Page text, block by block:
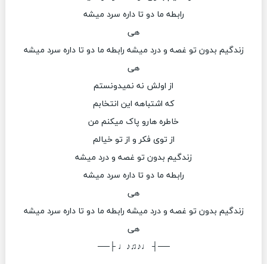
رابطه ما دو تا داره سرد میشه
هی
زندگیم بدون تو غصه و درد میشه رابطه ما دو تا داره سرد میشه
هی
از اولش نه نمیدونستم
که اشتباهه این انتخابم
خاطره هارو پاک میکنم من
از توی فکر و از تو خیالم
زندگیم بدون تو غصه و درد میشه
رابطه ما دو تا داره سرد میشه
هی
زندگیم بدون تو غصه و درد میشه رابطه ما دو تا داره سرد میشه
هی
──┤ ♩♪♫♪♩ ├──